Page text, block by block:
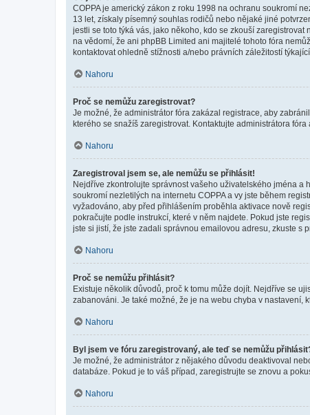
COPPA je americký zákon z roku 1998 na ochranu soukromí
13 let, získaly písemný souhlas rodičů nebo nějaké jiné
jestli se toto týká vás, jako někoho, kdo se zkouší
na vědomí, že ani phpBB Limited ani majitelé tohoto fóra
kontaktovat ohledně stížnosti a/nebo právních záležitostí
Nahoru
Proč se nemůžu zaregistrovat?
Je možné, že administrátor fóra zakázal registrace, aby
kterého se snažíš zaregistrovat. Kontaktujte administrátora fóra
Nahoru
Zaregistroval jsem se, ale nemůžu se přihlásit!
Nejdříve zkontrolujte správnost vašeho uživatelského jména
soukromí nezletilých na internetu COPPA a vy jste během
vyžadováno, aby před přihlášením proběhla aktivace nově
pokračujte podle instrukcí, které v něm najdete. Pokud jste
jste si jistí, že jste zadali správnou emailovou adresu, zkuste s
Nahoru
Proč se nemůžu přihlásit?
Existuje několik důvodů, proč k tomu může dojít. Nejdříve se
zabanováni. Je také možné, že je na webu chyba v nastavení,
Nahoru
Byl jsem ve fóru zaregistrovaný, ale teď se nemůžu
Je možné, že administrátor z nějakého důvodu deaktivoval
databáze. Pokud je to váš případ, zaregistrujte se znovu a
Nahoru